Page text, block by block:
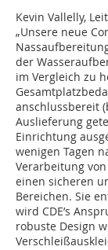
Kevin Vallelly,
„Unsere neue
der
im Vergleich zu
anschlussbereit
Auslieferung
Einrichtung
wenigen Tagen
Verarbeitung
einen sicheren
Bereichen. Sie
wird CDE’s
robuste Design